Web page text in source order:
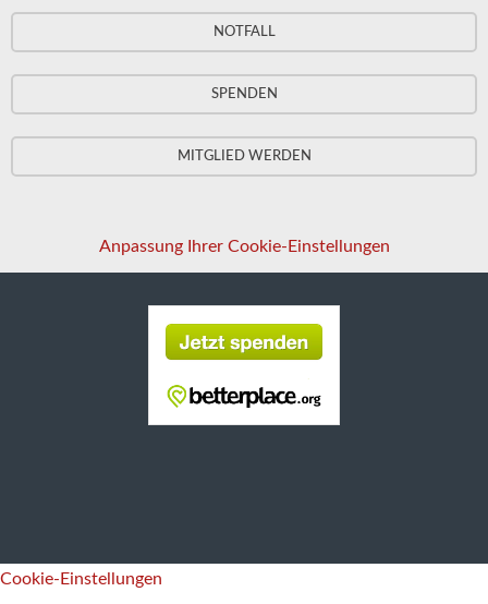
NOTFALL
SPENDEN
MITGLIED WERDEN
Anpassung Ihrer Cookie-Einstellungen
Cookie-Einstellungen